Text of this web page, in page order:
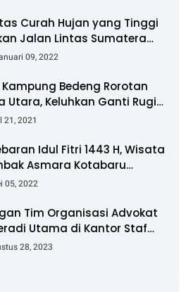
Curah Hujan yang Tinggi
Jalan Lintas Sumatera
09, 2022
Bedeng Rorotan
Utara, Keluhkan Ganti Rugi
Lahan Tol Cibitung -
21, 2021
Idul Fitri 1443 H, Wisata
Asmara Kotabaru
Ribuan Pengunjung
05, 2022
Tim Organisasi Advokat
Utama di Kantor Staf
RI Istana Negara
28, 2023